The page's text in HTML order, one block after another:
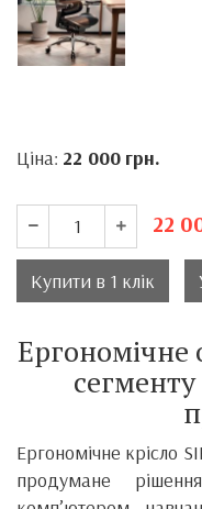
Ціна: 22 000 грн.
22
Купити в 1 клік
Ергономічне
сегменту
Ергономічне крісло
продумане